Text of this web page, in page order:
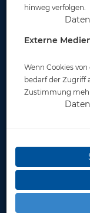
# EAR
Artikelnr.: head-
Lieferbar
hinweg verfolgen.
Externe
Wenn Cookies
bedarf der Zugriff
Zustimmung